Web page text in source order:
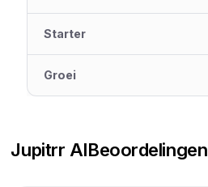
Starter
Groei
Jupitrr AIBeoordelingen